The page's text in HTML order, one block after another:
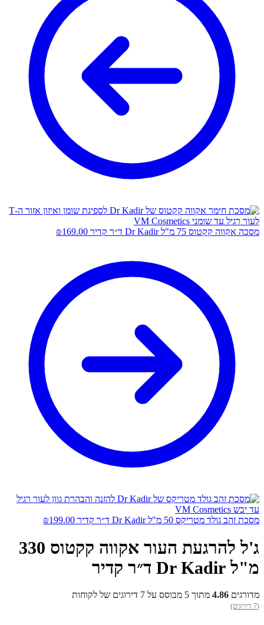
מסכה אקווה קקטוס 75 מ"ל Dr Kadir ד״ר קדיר ₪169.00
מסכת זהב גולד מטריקס 50 מ"ל Dr Kadir ד״ר קדיר ₪199.00
ג'ל להרגעת העור אקווה קקטוס 330
מ"ל Dr Kadir ד״ר קדיר
מדורגים 4.86 מתוך 5 מבוסס על 7 דירוגים של לקוחות
(7 דירוגים)